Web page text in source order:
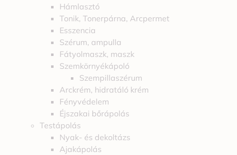
Hámlasztó
Tonik, Tonerpárna, Arcpermet
Esszencia
Szérum, ampulla
Fátyolmaszk, maszk
Szemkörnyékápoló
Szempillaszérum
Arckrém, hidratáló krém
Fényvédelem
Éjszakai bőrápolás
Testápolás
Nyak- és dekoltázs
Ajakápolás